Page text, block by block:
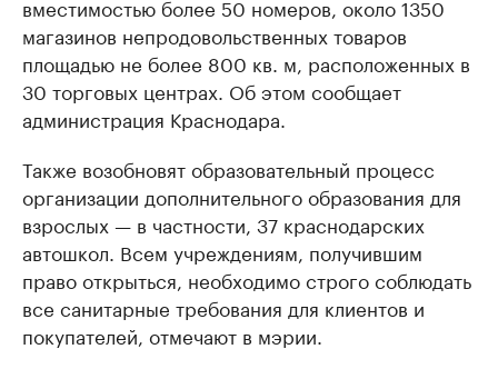
вместимостью более 50 номеров, около 1350
магазинов непродовольственных товаров
площадью не более 800 кв. м, расположенных в
30 торговых центрах. Об этом сообщает
администрация Краснодара.
Также возобновят образовательный процесс
организации дополнительного образования для
взрослых — в частности, 37 краснодарских
автошкол. Всем учреждениям, получившим
право открыться, необходимо строго соблюдать
все санитарные требования для клиентов и
покупателей, отмечают в мэрии.